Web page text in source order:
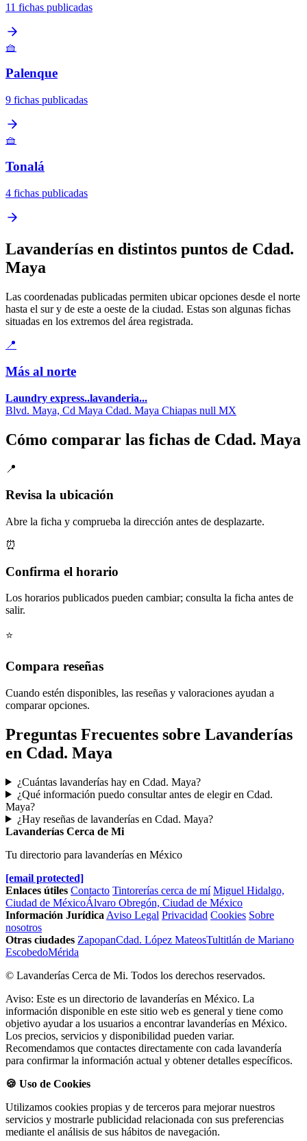
11 fichas publicadas
🧺
Palenque
9 fichas publicadas
🧺
Tonalá
4 fichas publicadas
Lavanderías en distintos puntos de Cdad.
Maya
Las coordenadas publicadas permiten ubicar opciones desde el norte
hasta el sur y de este a oeste de la ciudad. Estas son algunas fichas
situadas en los extremos del área registrada.
📍
Más al norte
Laundry express..lavanderia...
Blvd. Maya, Cd Maya Cdad. Maya Chiapas null MX
Cómo comparar las fichas de Cdad. Maya
📍
Revisa la ubicación
Abre la ficha y comprueba la dirección antes de desplazarte.
⏰
Confirma el horario
Los horarios publicados pueden cambiar; consulta la ficha antes de
salir.
⭐
Compara reseñas
Cuando estén disponibles, las reseñas y valoraciones ayudan a
comparar opciones.
Preguntas Frecuentes sobre Lavanderías
en Cdad. Maya
¿Cuántas lavanderías hay en Cdad. Maya?
¿Qué información puedo consultar antes de elegir en Cdad.
Maya?
¿Hay reseñas de lavanderías en Cdad. Maya?
Lavanderías Cerca de Mi
Tu directorio para lavanderías en México
[email protected]
Enlaces útiles Contacto Tintorerías cerca de mí Miguel Hidalgo,
Ciudad de MéxicoÁlvaro Obregón, Ciudad de México
Información Jurídica Aviso Legal Privacidad Cookies Sobre
nosotros
Otras ciudades ZapopanCdad. López MateosTultitlán de Mariano
EscobedoMérida
© Lavanderías Cerca de Mi. Todos los derechos reservados.
Aviso: Este es un directorio de lavanderías en México. La
información disponible en este sitio web es general y tiene como
objetivo ayudar a los usuarios a encontrar lavanderías en México.
Los precios, servicios y disponibilidad pueden variar.
Recomendamos que contactes directamente con cada lavandería
para confirmar la información actual y obtener detalles específicos.
🍪 Uso de Cookies
Utilizamos cookies propias y de terceros para mejorar nuestros
servicios y mostrarle publicidad relacionada con sus preferencias
mediante el análisis de sus hábitos de navegación.